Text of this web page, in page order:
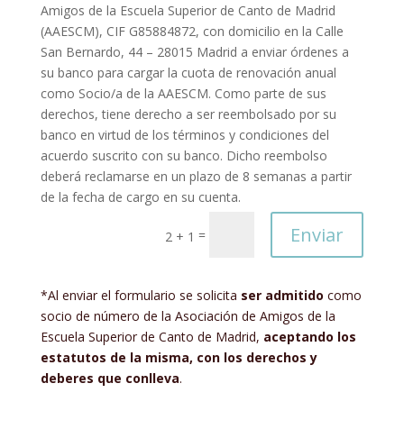
Amigos de la Escuela Superior de Canto de Madrid
(AAESCM), CIF G85884872, con domicilio en la Calle
San Bernardo, 44 – 28015 Madrid a enviar órdenes a
su banco para cargar la cuota de renovación anual
como Socio/a de la AAESCM. Como parte de sus
derechos, tiene derecho a ser reembolsado por su
banco en virtud de los términos y condiciones del
acuerdo suscrito con su banco. Dicho reembolso
deberá reclamarse en un plazo de 8 semanas a partir
de la fecha de cargo en su cuenta.
2 + 1 = Enviar
*Al enviar el formulario se solicita ser admitido como
socio de número de la Asociación de Amigos de la
Escuela Superior de Canto de Madrid, aceptando los
estatutos de la misma, con los derechos y
deberes que conlleva.